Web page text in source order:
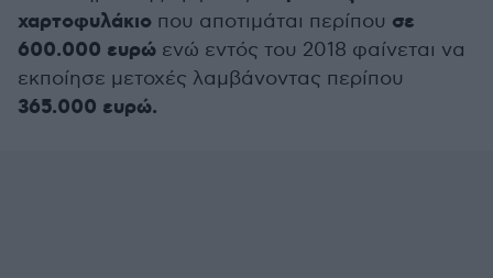
χαρτοφυλάκιο που αποτιμάται περίπου σε
600.000 ευρώ ενώ εντός του 2018 φαίνεται να
εκποίησε μετοχές λαμβάνοντας περίπου
365.000 ευρώ.